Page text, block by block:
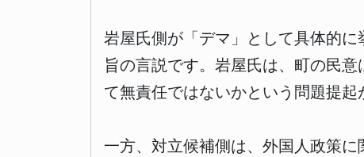
岩屋氏側が「デマ」として具体的
旨の言説です。岩屋氏は、町の民
て無責任ではないかという問題提
一方、対立候補側は、外国人政策